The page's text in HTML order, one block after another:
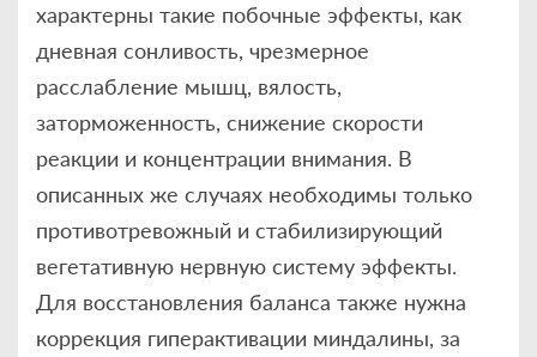
характерны такие побочные эффекты, как
дневная сонливость, чрезмерное
расслабление мышц, вялость,
заторможенность, снижение скорости
реакции и концентрации внимания. В
описанных же случаях необходимы только
противотревожный и стабилизирующий
вегетативную нервную систему эффекты.
Для восстановления баланса также нужна
коррекция гиперактивации миндалины, за